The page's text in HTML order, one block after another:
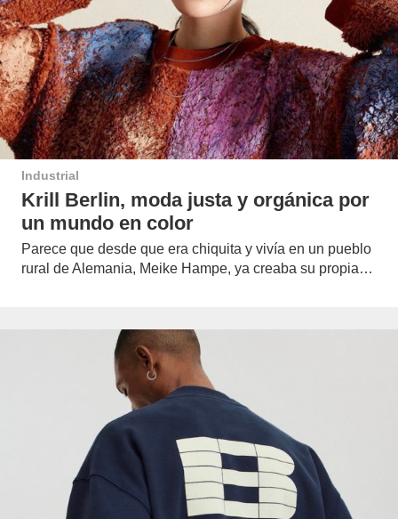
Industrial
Krill Berlin, moda justa y orgánica por
un mundo en color
Parece que desde que era chiquita y vivía en un pueblo
rural de Alemania, Meike Hampe, ya creaba su propia…